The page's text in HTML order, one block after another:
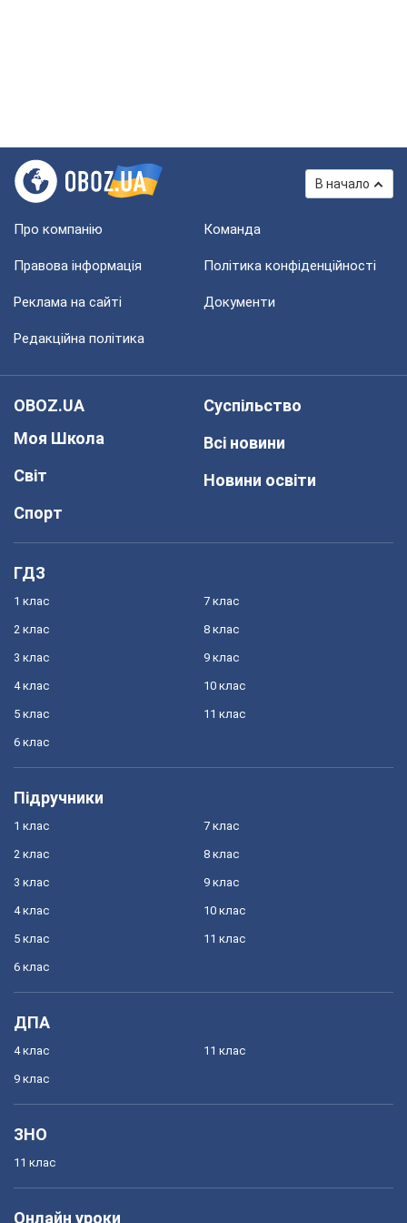
В начало
Про компанію Команда
Правова інформація Політика конфіденційності
Реклама на сайті Документи
Редакційна політика
OBOZ.UA
Моя Школа
Світ
Спорт
Суспільство
Всі новини
Новини освіти
ГДЗ
1 клас
2 клас
3 клас
4 клас
5 клас
6 клас
7 клас
8 клас
9 клас
10 клас
11 клас
Підручники
1 клас
2 клас
3 клас
4 клас
5 клас
6 клас
7 клас
8 клас
9 клас
10 клас
11 клас
ДПА
4 клас
9 клас
11 клас
ЗНО
11 клас
Онлайн уроки